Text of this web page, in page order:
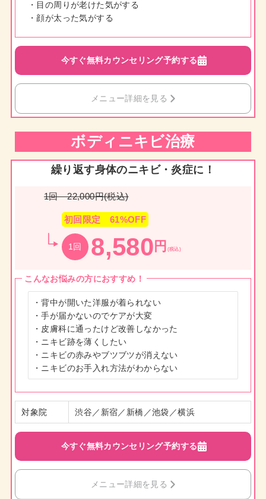
・目の周りが老けた気がする
・顔が太った気がする
今すぐ無料カウンセリング予約する
メニュー詳細を見る
ボディ ニキビ治療
繰り返す身体のニキビ・炎症に！
1回 22,000円(税込)
初回限定 61%OFF
1回 8,580 円 (税込)
こんなお悩みの方におすすめ！
・背中が開いた洋服が着られない
・手が届かないのでケアが大変
・皮膚科に通ったけど改善しなかった
・ニキビ跡を薄くしたい
・ニキビの赤みやブツブツが消えない
・ニキビのお手入れ方法がわからない
対象院 渋谷／新宿／新橋／池袋／横浜
今すぐ無料カウンセリング予約する
メニュー詳細を見る